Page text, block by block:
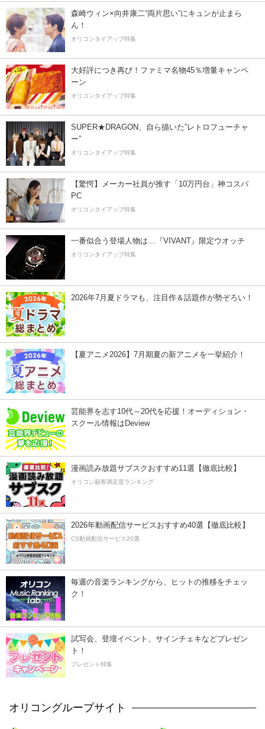
森崎ウィン×向井康二“両片思い”にキュンが止まら
ん！
オリコンタイアップ特集
大好評につき再び！ファミマ名物45％増量キャンペ
ーン
オリコンタイアップ特集
SUPER★DRAGON、自ら描いた”レトロフューチャ
ー”
オリコンタイアップ特集
【驚愕】メーカー社員が推す「10万円台」神コスパ
PC
オリコンタイアップ特集
一番似合う登場人物は…『VIVANT』限定ウオッチ
オリコンタイアップ特集
2026年7月夏ドラマも、注目作＆話題作が勢ぞろい！
【夏アニメ2026】7月期夏の新アニメを一挙紹介！
芸能界を志す10代～20代を応援！オーディション・
スクール情報はDeview
漫画読み放題サブスクおすすめ11選【徹底比較】
オリコン顧客満足度ランキング
2026年動画配信サービスおすすめ40選【徹底比較】
CS動画配信サービス20選
毎週の音楽ランキングから、ヒットの推移をチェッ
ク！
試写会、登壇イベント、サインチェキなどプレゼン
ト！
プレゼント特集
オリコングループサイト